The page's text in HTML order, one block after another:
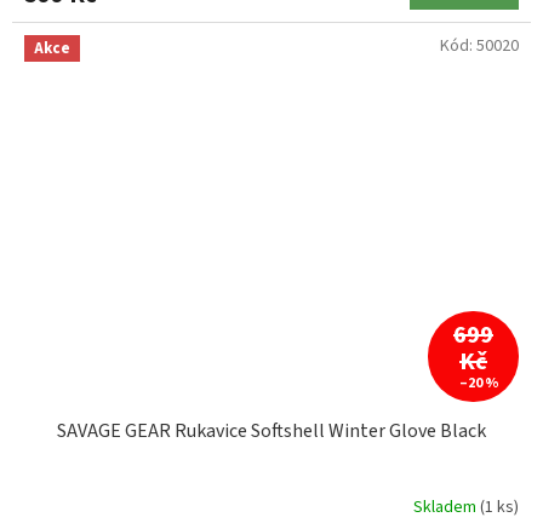
Akce
699
Kč
–20 %
SAVAGE GEAR Rukavice Softshell Winter Glove Black
Skladem (1 ks)
Kód: 50020